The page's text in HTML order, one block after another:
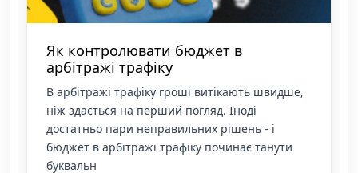
Відео в арбітражі трафіку: підсумки
минулого року та ключові тренди на
2026 рік
Відео у 2025 році остаточно стало основним
форматом для швидкого тестування гіпотез в
арбітражі трафіку. Майданчики з короткими
роликами дають високий темп запуску креати